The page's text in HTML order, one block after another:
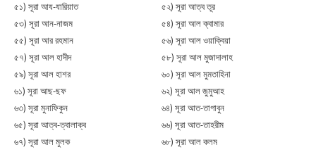
৫১) সূরা আয-যারিয়াত
৫২) সূরা আত্ব তূর
৫৩) সূরা আন-নাজম
৫৪) সূরা আল ক্বামার
৫৫) সূরা আর রহমান
৫৬) সূরা আল ওয়াক্বিয়া
৫৭) সূরা আল হাদীদ
৫৮) সূরা আল মুজাদালাহ
৫৯) সূরা আল হাশর
৬০) সূরা আল মুমতাহিনা
৬১) সূরা আছ-ছফ
৬২) সূরা আল জুমুআহ
৬৩) সূরা মুনাফিকুন
৬৪) সূরা আত-তাগাবুন
৬৫) সূরা আত্ব-ত্বালাক্ব
৬৬) সূরা আত-তাহরীম
৬৭) সূরা আল মুলক
৬৮) সূরা আল কলম